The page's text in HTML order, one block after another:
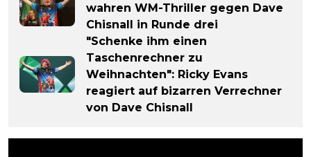
wahren WM-Thriller gegen Dave
Chisnall in Runde drei
"Schenke ihm einen
Taschenrechner zu
Weihnachten": Ricky Evans
reagiert auf bizarren Verrechner
von Dave Chisnall